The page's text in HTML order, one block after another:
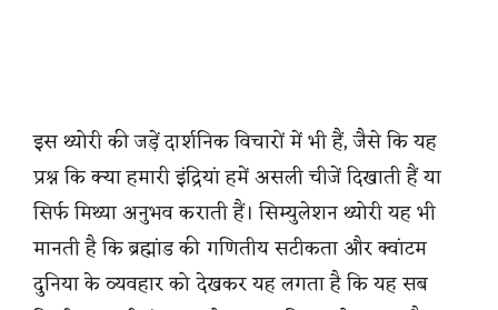
इस थ्योरी की जड़ें दार्शनिक विचारों में भी हैं, जैसे कि यह
प्रश्न कि क्या हमारी इंद्रियां हमें असली चीजें दिखाती हैं या
सिर्फ मिथ्या अनुभव कराती हैं। सिम्युलेशन थ्योरी यह भी
मानती है कि ब्रह्मांड की गणितीय सटीकता और क्वांटम
दुनिया के व्यवहार को देखकर यह लगता है कि यह सब